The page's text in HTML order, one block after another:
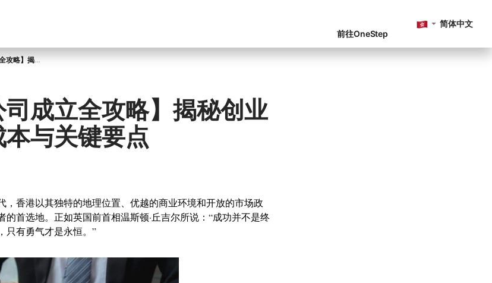
前往OneStep
简体中文
【香港公司成立全攻略】揭秘创业流程、成本与关键要点
司成立全攻略】揭秘创业
与关键要点
，香港以其独特的地理位置、优越的商业环境和开放的市场政
的首选地。正如英国前首相温斯顿·丘吉尔所说：“成功并不是终
只有勇气才是永恒。”